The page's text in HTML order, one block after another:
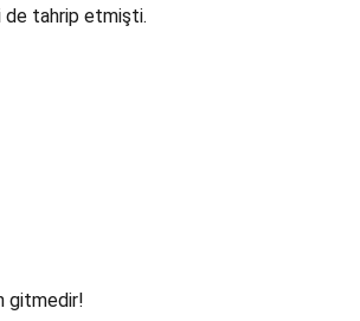
de tahrip etmişti.
gitmedir!